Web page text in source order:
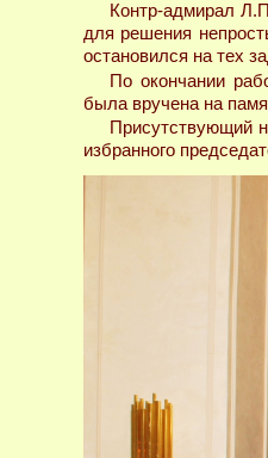
Контр-адмирал
для решения
остановился на тех
По окончании
была вручена на
Присутствующий
избранного